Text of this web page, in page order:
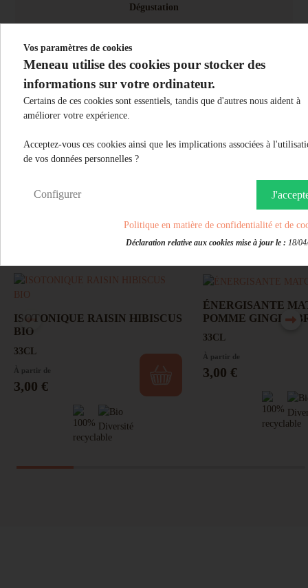
Dégustation
température ambiante dans son emballage d'origine.
Se consomme très frais.
La bouteille entamée doit être conservée au
réfrigérateur et consommée dans les 5 jours.
Vous aimerez aussi
ISOTONIQUE RAISIN HIBISCUS
BIO
33CL
À partir de
Prix
3,00 €
ÉNERGISANTE
POMME
33CL
À partir de
Prix
3,00 €
Vos paramètres de cookies
Meneau utilise des cookies pour stocker des
informations sur votre ordinateur.
Certains de ces cookies sont essentiels, tandis que d'autres nous aident à
améliorer votre expérience.
Acceptez-vous ces cookies ainsi que les implications associées à
de vos données personnelles ?
Configurer
Politique en matière de confidentialité et de
Déclaration relative aux cookies mise à jour le : 18/